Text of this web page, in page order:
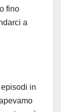
fino
a
in